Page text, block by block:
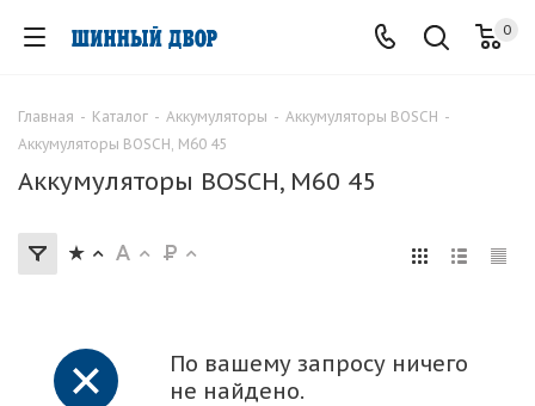
0
Главная - Каталог - Аккумуляторы - Аккумуляторы BOSCH -
Аккумуляторы BOSCH, M60 45
Аккумуляторы BOSCH, M60 45
По вашему запросу ничего
не найдено.